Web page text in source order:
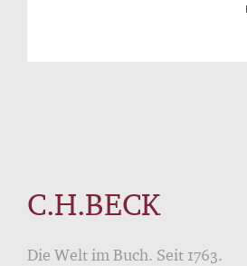
C.H.BECK
Die Welt im Buch. Seit 1763.